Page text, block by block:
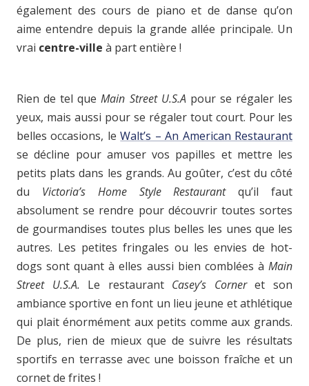
également des cours de piano et de danse qu’on
aime entendre depuis la grande allée principale. Un
vrai centre-ville à part entière !
Rien de tel queMain Street U.S.Apour se régaler les
yeux, mais aussi pour se régaler tout court. Pour les
belles occasions, leWalt’s – An American Restaurant
se décline pour amuser vos papilles et mettre les
petits plats dans les grands. Au goûter, c’est du côté
du Victoria’s Home Style Restaurantqu’il faut
absolument se rendre pour découvrir toutes sortes
de gourmandises toutes plus belles les unes que les
autres. Les petites fringales ou les envies de hot-
dogs sont quant à elles aussi bien comblées à Main
Street U.S.A. Le restaurant Casey’s Corneret son
ambiance sportive en font un lieu jeune et athlétique
qui plait énormément aux petits comme aux grands.
De plus, rien de mieux que de suivre les résultats
sportifs en terrasse avec une boisson fraîche et un
cornet de frites !